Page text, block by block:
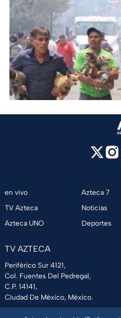
en vivo
TV Azteca
Azteca UNO
Azteca 7
Noticias
Deportes
TV AZTECA
Periférico Sur 4121,
Col. Fuentes Del Pedregal,
C.P. 14141,
Ciudad De México, México.